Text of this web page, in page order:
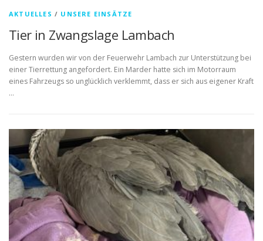
AKTUELLES / UNSERE EINSÄTZE
Tier in Zwangslage Lambach
Gestern wurden wir von der Feuerwehr Lambach zur Unterstützung bei
einer Tierrettung angefordert. Ein Marder hatte sich im Motorraum
eines Fahrzeugs so unglücklich verklemmt, dass er sich aus eigener Kraft
…